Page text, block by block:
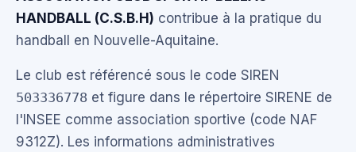
HANDBALL (C.S.B.H) contribue à la pratique du
handball en Nouvelle-Aquitaine.
Le club est référencé sous le code SIREN
503336778 et figure dans le répertoire SIRENE de
l'INSEE comme association sportive (code NAF
9312Z). Les informations administratives